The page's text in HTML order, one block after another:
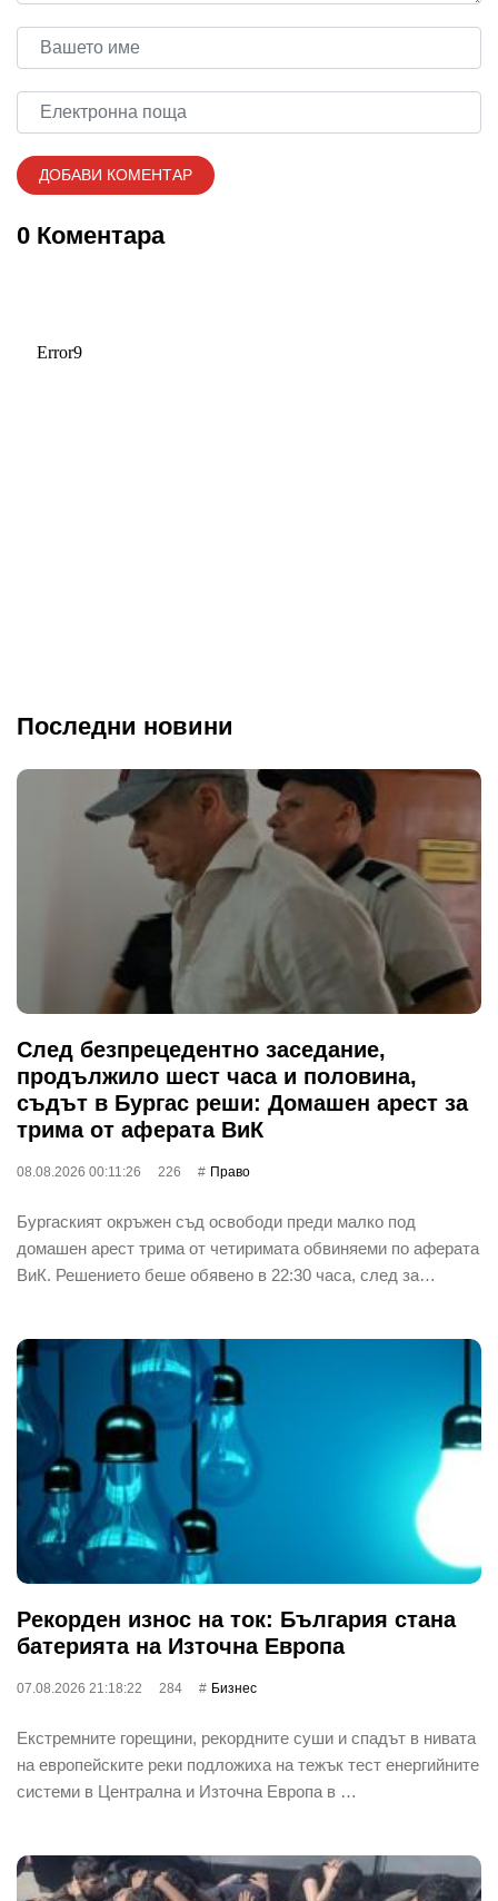
0 Коментара
Последни новини
След безпрецедентно заседание,
продължило шест часа и половина,
съдът в Бургас реши: Домашен арест за
трима от аферата ВиК
08.08.2026 00:11:26 226 Право
Бургаският окръжен съд освободи преди малко под
домашен арест трима от четиримата обвиняеми по аферата
ВиК. Решението беше обявено в 22:30 часа, след за…
Рекорден износ на ток: България стана
батерията на Източна Европа
07.08.2026 21:18:22 284 Бизнес
Екстремните горещини, рекордните суши и спадът в нивата
на европейските реки подложиха на тежък тест енергийните
системи в Централна и Източна Европа в …